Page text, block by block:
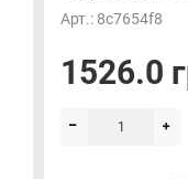
Арт.: 8c7654f8
1526.0